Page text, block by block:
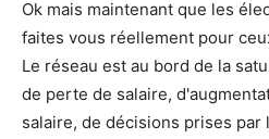
Ok mais maintenant que les
faites vous réellement pour
Le réseau est au bord de la
de perte de salaire,
salaire, de décisions prises